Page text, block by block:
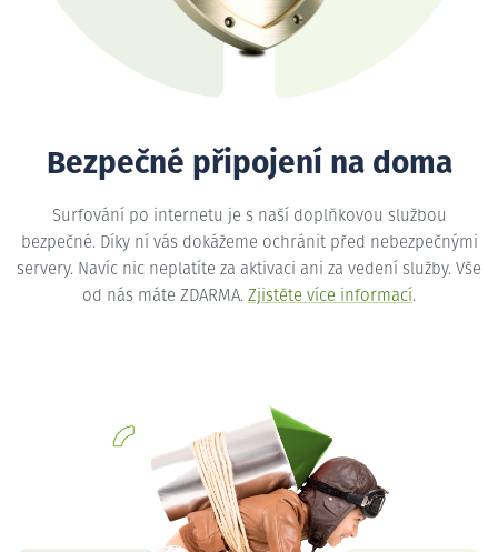
Bezpečné připojení na doma
Surfování po internetu je s naší doplňkovou službou
bezpečné. Díky ní vás dokážeme ochránit před nebezpečnými
servery. Navíc nic neplatíte za aktivaci ani za vedení služby. Vše
od nás máte ZDARMA. Zjistěte více informací.